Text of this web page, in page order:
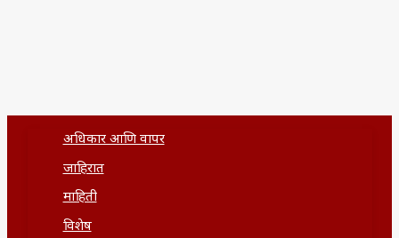
अधिकार आणि वापर
जाहिरात
माहिती
विशेष